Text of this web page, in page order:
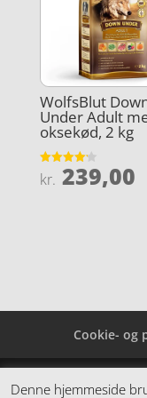
WolfsBlut
Under Adult
oksekød, 2 kg
Vurderet
4.2
kr. 239,00
Cookie- og
Denne
Denne hjemmeside